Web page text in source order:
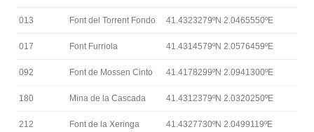
013 Font del Torrent Fondo 41.4323279ºN 2.0465550ºE
017 Font Furriola 41.4314579ºN 2.0576459ºE
092 Font de Mossen Cinto 41.4178299ºN 2.0941300ºE
180 Mina de la Cascada 41.4312379ºN 2.0320250ºE
212 Font de la Xeringa 41.4327730ºN 2.0499119ºE